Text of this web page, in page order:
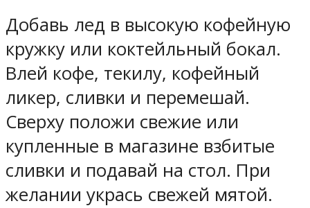
Добавь лед в высокую кофейную
кружку или коктейльный бокал.
Влей кофе, текилу, кофейный
ликер, сливки и перемешай.
Сверху положи свежие или
купленные в магазине взбитые
сливки и подавай на стол. При
желании укрась свежей мятой.